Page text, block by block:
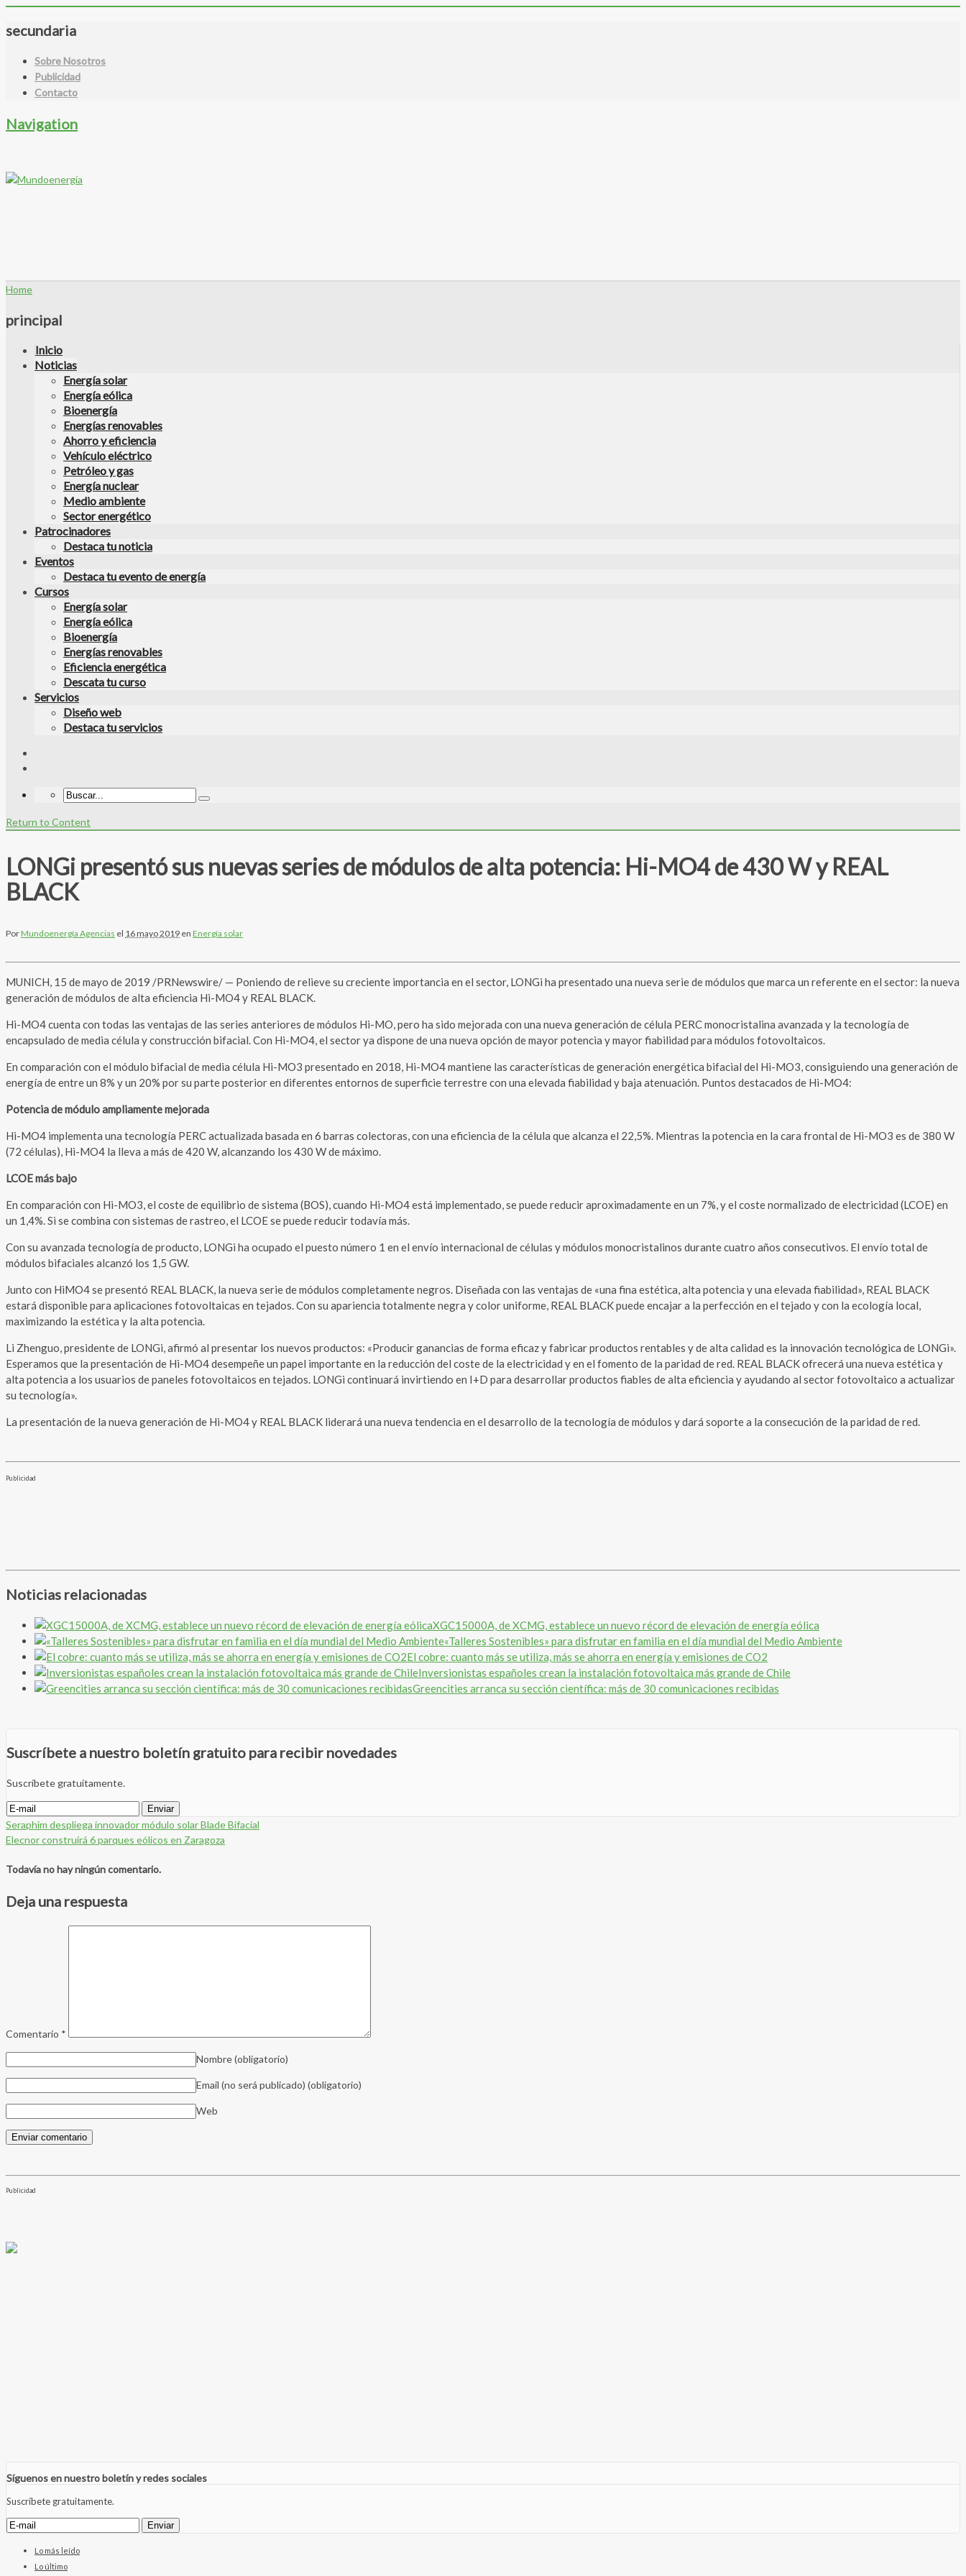
secundaria
Sobre Nosotros
Publicidad
Contacto
Navigation
Home
principal
Inicio
Noticias
Energía solar
Energía eólica
Bioenergía
Energías renovables
Ahorro y eficiencia
Vehículo eléctrico
Petróleo y gas
Energía nuclear
Medio ambiente
Sector energético
Patrocinadores
Destaca tu noticia
Eventos
Destaca tu evento de energía
Cursos
Energía solar
Energía eólica
Bioenergía
Energías renovables
Eficiencia energética
Descata tu curso
Servicios
Diseño web
Destaca tu servicios
Return to Content
LONGi presentó sus nuevas series de módulos de alta potencia: Hi-MO4 de 430 W y REAL
BLACK
PorMundoenergía Agencias el 16 mayo 2019 en Energía solar
MUNICH, 15 de mayo de 2019 /PRNewswire/ — Poniendo de relieve su creciente importancia en el sector, LONGi ha presentado una nueva serie de módulos que marca un referente en el sector: la nueva
generación de módulos de alta eficiencia Hi-MO4 y REAL BLACK.
Hi-MO4 cuenta con todas las ventajas de las series anteriores de módulos Hi-MO, pero ha sido mejorada con una nueva generación de célula PERC monocristalina avanzada y la tecnología de
encapsulado de media célula y construcción bifacial. Con Hi-MO4, el sector ya dispone de una nueva opción de mayor potencia y mayor fiabilidad para módulos fotovoltaicos.
En comparación con el módulo bifacial de media célula Hi-MO3 presentado en 2018, Hi-MO4 mantiene las características de generación energética bifacial del Hi-MO3, consiguiendo una generación de
energía de entre un 8% y un 20% por su parte posterior en diferentes entornos de superficie terrestre con una elevada fiabilidad y baja atenuación. Puntos destacados de Hi-MO4:
Potencia de módulo ampliamente mejorada
Hi-MO4 implementa una tecnología PERC actualizada basada en 6 barras colectoras, con una eficiencia de la célula que alcanza el 22,5%. Mientras la potencia en la cara frontal de Hi-MO3 es de 380 W
(72 células), Hi-MO4 la lleva a más de 420 W, alcanzando los 430 W de máximo.
LCOE más bajo
En comparación con Hi-MO3, el coste de equilibrio de sistema (BOS), cuando Hi-MO4 está implementado, se puede reducir aproximadamente en un 7%, y el coste normalizado de electricidad (LCOE) en
un 1,4%. Si se combina con sistemas de rastreo, el LCOE se puede reducir todavía más.
Con su avanzada tecnología de producto, LONGi ha ocupado el puesto número 1 en el envío internacional de células y módulos monocristalinos durante cuatro años consecutivos. El envío total de
módulos bifaciales alcanzó los 1,5 GW.
Junto con HiMO4 se presentó REAL BLACK, la nueva serie de módulos completamente negros. Diseñada con las ventajas de «una fina estética, alta potencia y una elevada fiabilidad», REAL BLACK
estará disponible para aplicaciones fotovoltaicas en tejados. Con su apariencia totalmente negra y color uniforme, REAL BLACK puede encajar a la perfección en el tejado y con la ecología local,
maximizando la estética y la alta potencia.
Li Zhenguo, presidente de LONGi, afirmó al presentar los nuevos productos: «Producir ganancias de forma eficaz y fabricar productos rentables y de alta calidad es la innovación tecnológica de LONGi».
Esperamos que la presentación de Hi-MO4 desempeñe un papel importante en la reducción del coste de la electricidad y en el fomento de la paridad de red. REAL BLACK ofrecerá una nueva estética y
alta potencia a los usuarios de paneles fotovoltaicos en tejados. LONGi continuará invirtiendo en I+D para desarrollar productos fiables de alta eficiencia y ayudando al sector fotovoltaico a actualizar
su tecnología».
La presentación de la nueva generación de Hi-MO4 y REAL BLACK liderará una nueva tendencia en el desarrollo de la tecnología de módulos y dará soporte a la consecución de la paridad de red.
Publicidad
Noticias relacionadas
XGC15000A, de XCMG, establece un nuevo récord de elevación de energía eólica
«Talleres Sostenibles» para disfrutar en familia en el día mundial del Medio Ambiente
El cobre: cuanto más se utiliza, más se ahorra en energía y emisiones de CO2
Inversionistas españoles crean la instalación fotovoltaica más grande de Chile
Greencities arranca su sección científica: más de 30 comunicaciones recibidas
Suscríbete a nuestro boletín gratuito para recibir novedades
Suscríbete gratuitamente.
Seraphim despliega innovador módulo solar Blade Bifacial
Elecnor construirá 6 parques eólicos en Zaragoza
Todavía no hay ningún comentario.
Deja una respuesta
Comentario *
Nombre(obligatorio)
Email (no será publicado) (obligatorio)
Web
Publicidad
Síguenos en nuestro boletín y redes sociales
Suscríbete gratuitamente.
Lo más leído
Lo último